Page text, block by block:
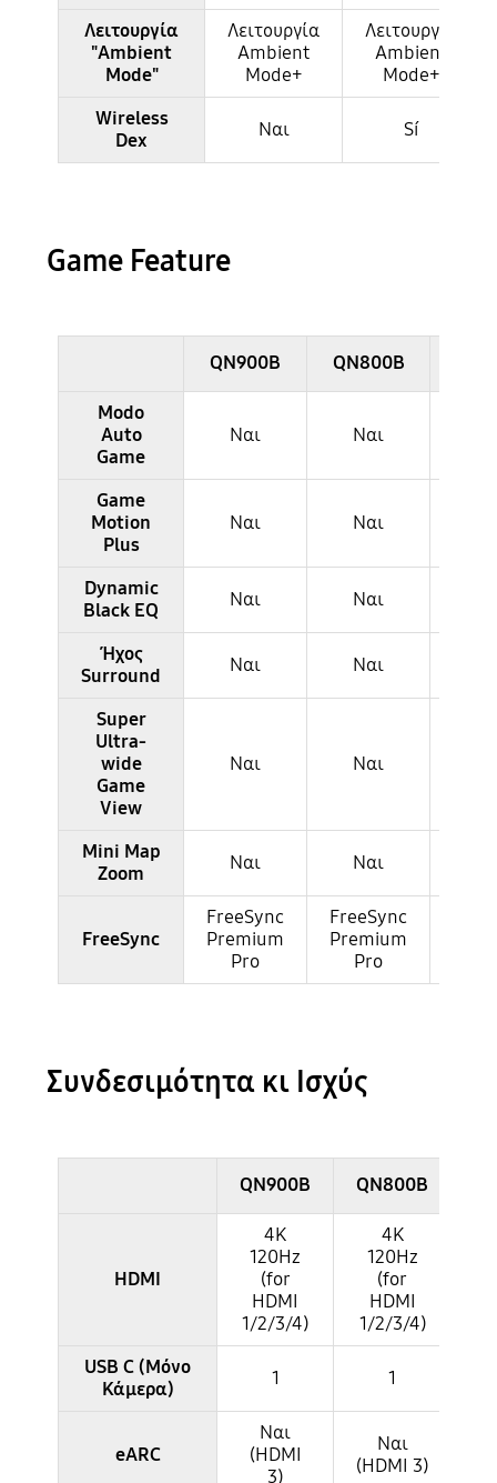
Λειτουργία
"Ambient
Mode"
Λειτουργία
Ambient
Mode+
Λειτουργία
Ambient
Mode+
Wireless
Dex
Ναι Sí
Game Feature
QN900B QN800B
Modo
Auto
Game
Ναι Ναι
Game
Motion
Plus
Ναι Ναι
Dynamic
Black EQ
Ναι Ναι
Ήχος
Surround
Ναι Ναι
Super
Ultra-
wide
Game
View
Ναι Ναι
Mini Map
Zoom
Ναι Ναι
FreeSync
FreeSync
Premium
Pro
FreeSync
Premium
Pro
Συνδεσιμότητα κι Ισχύς
QN900B QN800B
HDMI
4K
120Hz
(for
HDMI
1/2/3/4)
4K
120Hz
(for
HDMI
1/2/3/4)
USB C (Μόνο
Κάμερα)
1 1
eARC
Ναι
(HDMI
3)
Ναι
(HDMI 3)